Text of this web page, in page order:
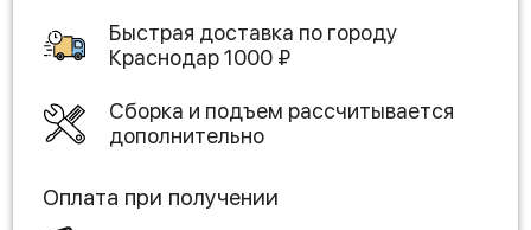
Быстрая доставка по городу
Краснодар1000 ₽
Сборка и подъем рассчитывается
дополнительно
Оплата при получении